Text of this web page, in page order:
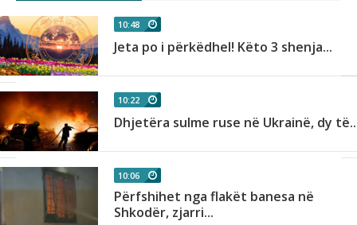
10:48
Jeta po i përkëdhel! Këto 3 shenja...
10:22
Dhjetëra sulme ruse në Ukrainë, dy
10:06
Përfshihet nga flakët banesa në
Shkodër, zjarri...